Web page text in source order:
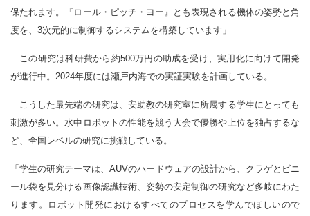
保たれます。『ロール・ピッチ・ヨー』とも表現される機体の姿勢と角
度を、3次元的に制御するシステムを構築しています」
この研究は科研費から約500万円の助成を受け、実用化に向けて開発
が進行中。2024年度には瀬戸内海での実証実験を計画している。
こうした最先端の研究は、安助教の研究室に所属する学生にとっても
刺激が多い。水中ロボットの性能を競う大会で優勝や上位を独占するな
ど、全国レベルの研究に挑戦している。
「学生の研究テーマは、AUVのハードウェアの設計から、クラゲとビニ
ール袋を見分ける画像認識技術、姿勢の安定制御の研究など多岐にわた
ります。ロボット開発におけるすべてのプロセスを学んでほしいので